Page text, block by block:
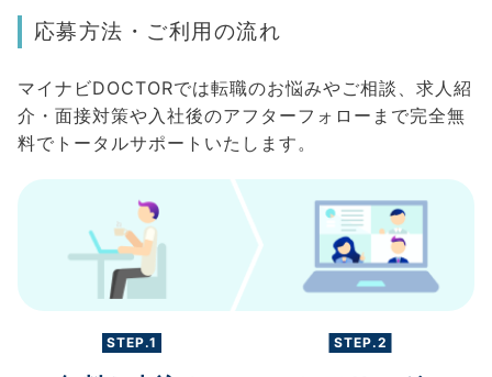
応募方法・ご利用の流れ
マイナビDOCTORでは転職のお悩みやご相談、求人紹
介・面接対策や入社後のアフターフォローまで完全無
料でトータルサポートいたします。
STEP.1 STEP.2